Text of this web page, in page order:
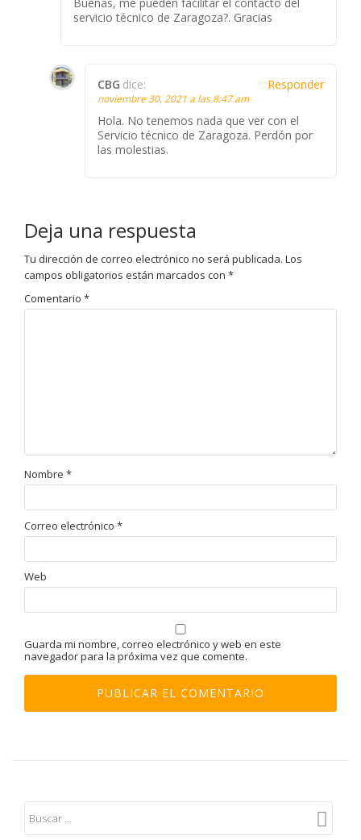
servicio técnico de Zaragoza?. Gracias
CBG dice:
noviembre 30, 2021 a las 8:47 am
Hola. No tenemos nada que ver con el
Servicio técnico de Zaragoza. Perdón por
las molestias.
Responder
Deja una respuesta
Tu dirección de correo electrónico no será publicada. Los
campos obligatorios están marcados con *
Comentario *
Nombre *
Correo electrónico *
Web
Guarda mi nombre, correo electrónico y web en este
navegador para la próxima vez que comente.